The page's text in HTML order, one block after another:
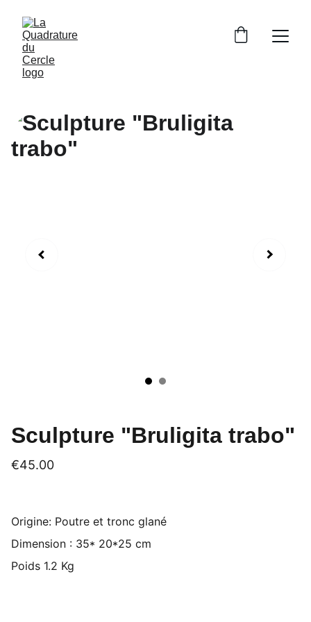
Sculpture "Bruligita trabo"
€45.00
Origine: Poutre et tronc glané
Dimension : 35* 20*25 cm
Poids 1.2 Kg